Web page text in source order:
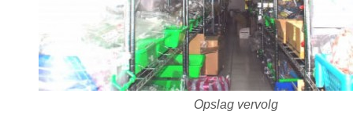
Opslag vervolg